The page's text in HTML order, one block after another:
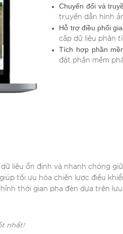
Chuyển đổi và
truyền dẫn hình
Hỗ trợ điều phối
cấp dữ liệu phân
Tích hợp phần
đặt phần mềm
liệu ổn định và nhanh chóng
tối ưu hóa chiến lược điều
thời gian pha đèn dựa trên
nhất!